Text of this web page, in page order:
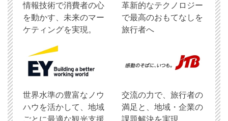
情報技術で消費者の心
を動かす、未来のマー
ケティングを実現。
革新的なテクノロジー
で最高のおもてなしを
旅行者へ
世界水準の豊富なノウ
ハウを活かして、地域
ごとに最適な観光支援
交流の力で、旅行者の
満足と、地域・企業の
課題解決を実現